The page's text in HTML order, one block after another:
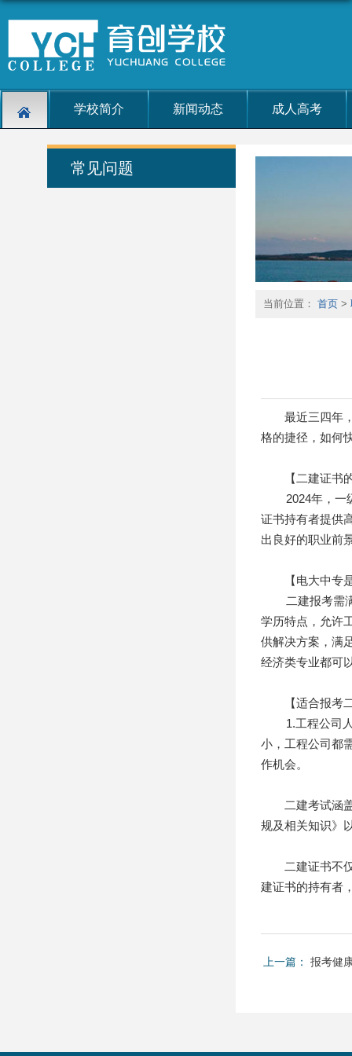
学校简介 新闻动态 成人高考
常见问题
当前位置： 首页 >
最近三四年，
格的捷径，如何
【二建证书的
2024年，一级
证书持有者提供
出良好的职业前
【电大中专是
二建报考需满
学历特点，允许
供解决方案，满
经济类专业都可
【适合报考二
1.工程公司人
小，工程公司都
作机会。
二建考试涵盖6
规及相关知识》
二建证书不仅
建证书的持有者
上一篇： 报考健